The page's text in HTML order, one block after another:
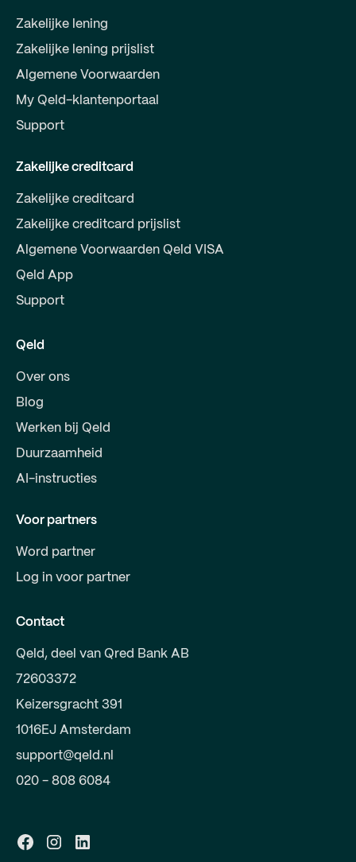
Zakelijke lening
Zakelijke lening prijslist
Algemene Voorwaarden
My Qeld-klantenportaal
Support
Zakelijke creditcard
Zakelijke creditcard
Zakelijke creditcard prijslist
Algemene Voorwaarden Qeld VISA
Qeld App
Support
Qeld
Over ons
Blog
Werken bij Qeld
Duurzaamheid
AI-instructies
Voor partners
Word partner
Log in voor partner
Contact
Qeld, deel van Qred Bank AB
72603372
Keizersgracht 391
1016EJ Amsterdam
support@qeld.nl
020 - 808 6084